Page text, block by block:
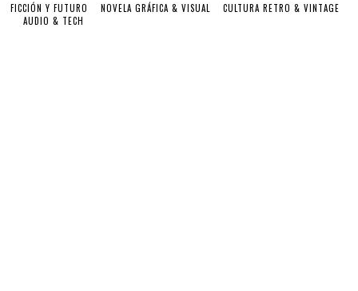
FICCIÓN Y FUTURO NOVELA GRÁFICA & VISUAL
CULTURA RETRO & VINTAGE
AUDIO & TECH